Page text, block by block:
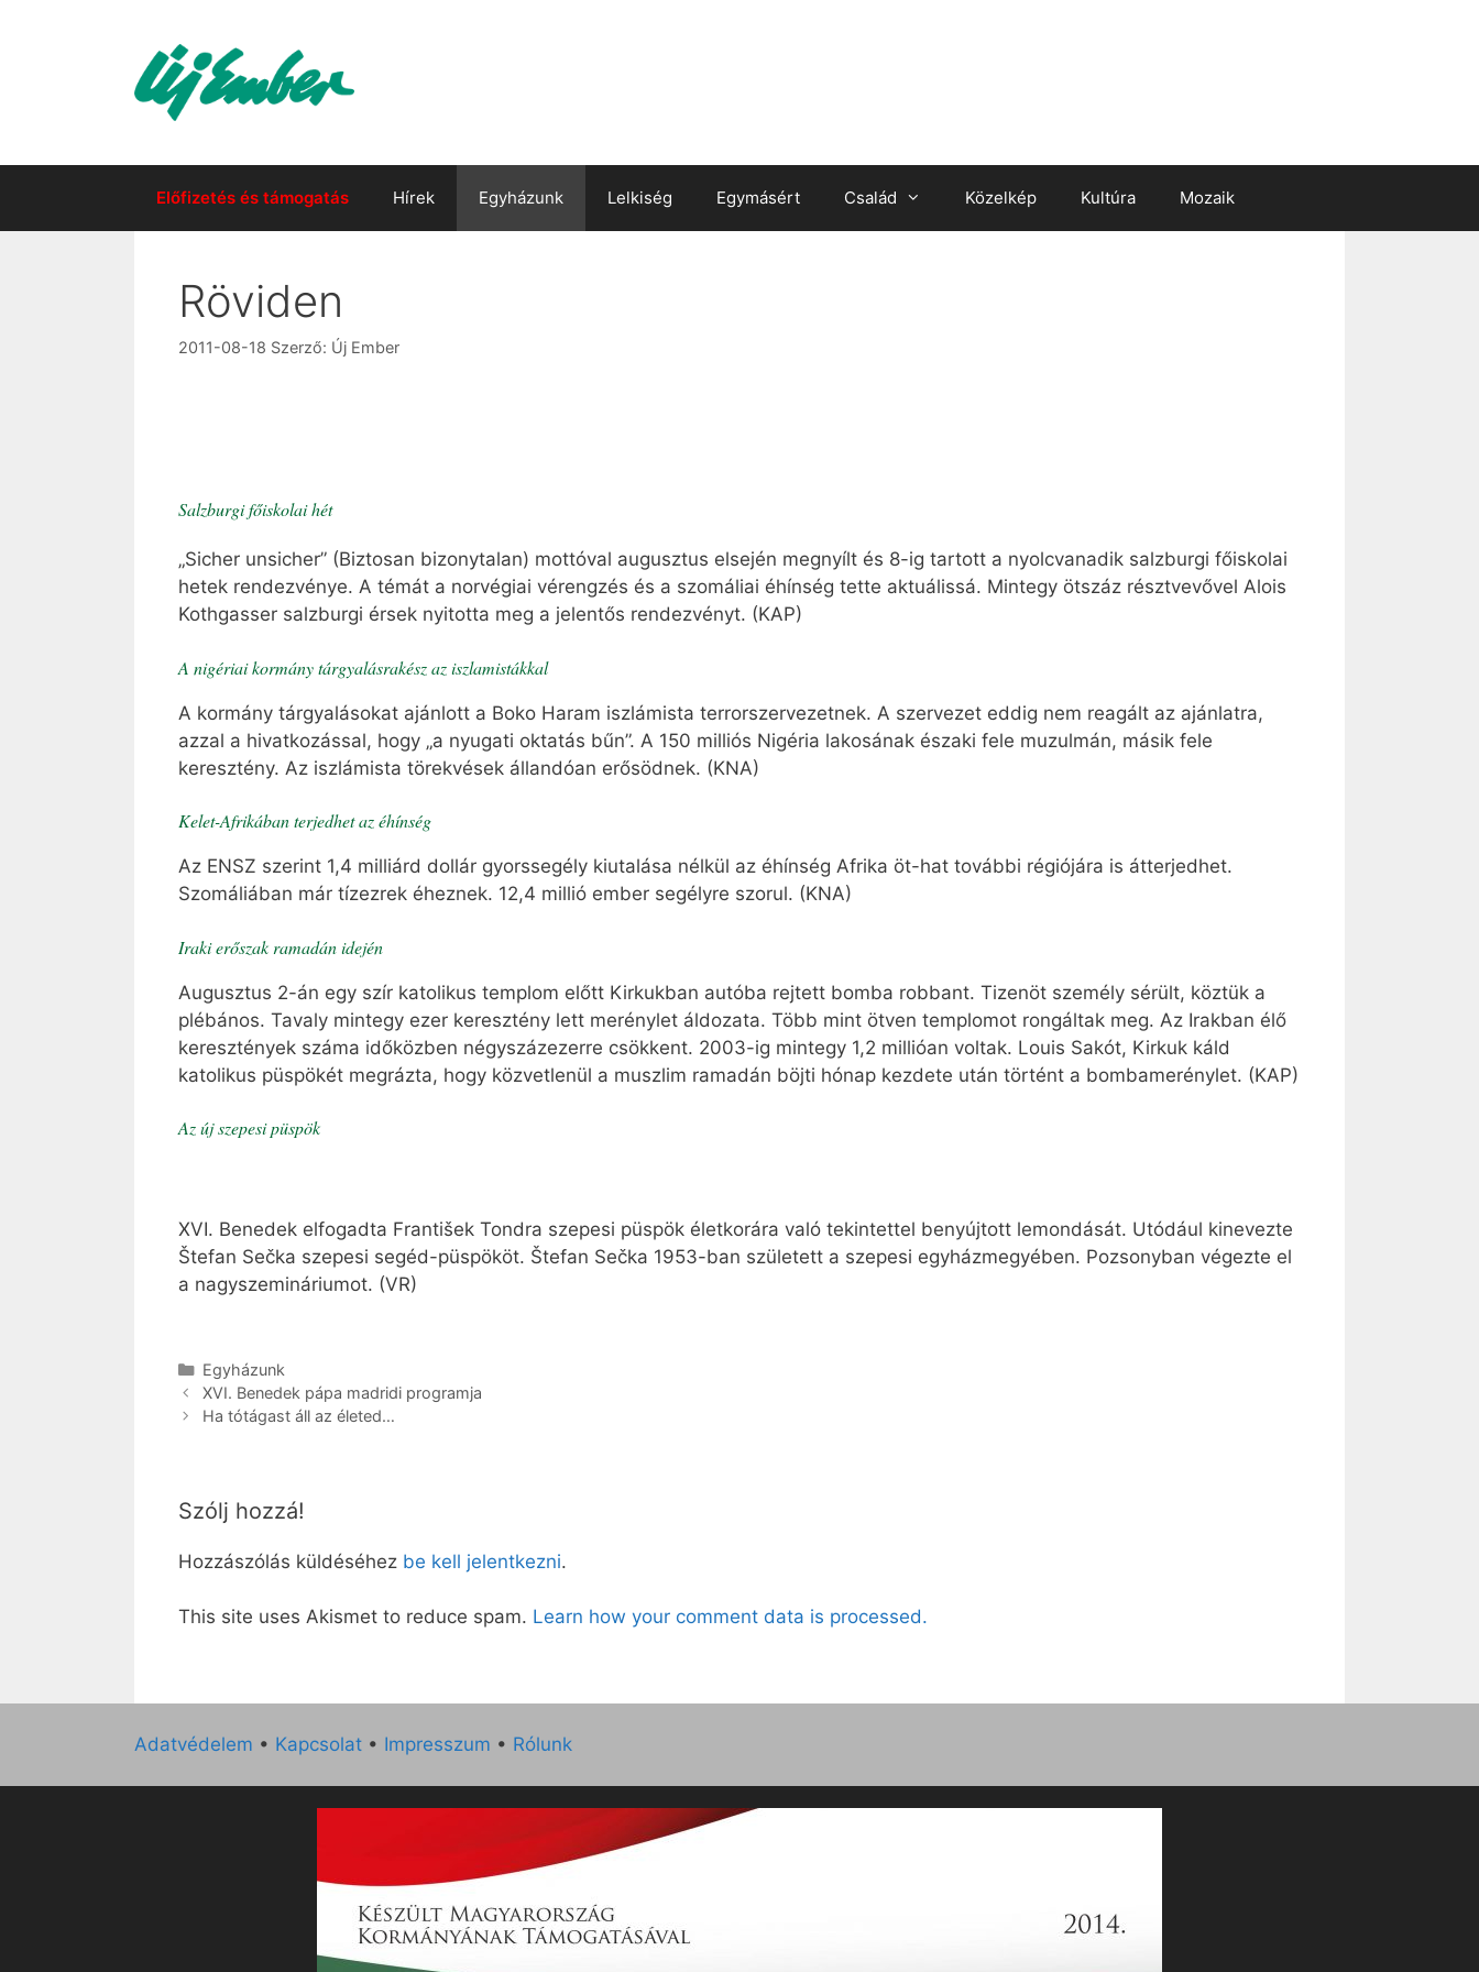
Előfizetés és támogatás Hírek Egyházunk Lelkiség Egymásért Család Közelkép Kultúra Mozaik
Röviden
2011-08-18 Szerző: Új Ember
Salzburgi főiskolai hét
„Sicher unsicher” (Biztosan bizonytalan) mottóval augusztus elsején megnyílt és 8-ig tartott a nyolcvanadik salzburgi főiskolai
hetek rendezvénye. A témát a norvégiai vérengzés és a szomáliai éhínség tette aktuálissá. Mintegy ötszáz résztvevővel Alois
Kothgasser salzburgi érsek nyitotta meg a jelentős rendezvényt. (KAP)
A nigériai kormány tárgyalásrakész az iszlamistákkal
A kormány tárgyalásokat ajánlott a Boko Haram iszlámista terrorszervezetnek. A szervezet eddig nem reagált az ajánlatra,
azzal a hivatkozással, hogy „a nyugati oktatás bűn”. A 150 milliós Nigéria lakosának északi fele muzulmán, másik fele
keresztény. Az iszlámista törekvések állandóan erősödnek. (KNA)
Kelet-Afrikában terjedhet az éhínség
Az ENSZ szerint 1,4 milliárd dollár gyorssegély kiutalása nélkül az éhínség Afrika öt-hat további régiójára is átterjedhet.
Szomáliában már tízezrek éheznek. 12,4 millió ember segélyre szorul. (KNA)
Iraki erőszak ramadán idején
Augusztus 2-án egy szír katolikus templom előtt Kirkukban autóba rejtett bomba robbant. Tizenöt személy sérült, köztük a
plébános. Tavaly mintegy ezer keresztény lett merénylet áldozata. Több mint ötven templomot rongáltak meg. Az Irakban élő
keresztények száma időközben négyszázezerre csökkent. 2003-ig mintegy 1,2 millióan voltak. Louis Sakót, Kirkuk káld
katolikus püspökét megrázta, hogy közvetlenül a muszlim ramadán böjti hónap kezdete után történt a bombamerénylet. (KAP)
Az új szepesi püspök
XVI. Benedek elfogadta František Tondra szepesi püspök életkorára való tekintettel benyújtott lemondását. Utódául kinevezte
Štefan Sečka szepesi segéd-püspököt. Štefan Sečka 1953-ban született a szepesi egyházmegyében. Pozsonyban végezte el
a nagyszemináriumot. (VR)
Kategória
Egyházunk
XVI. Benedek pápa madridi programja
Ha tótágast áll az életed…
Szólj hozzá!
Hozzászólás küldéséhez be kell jelentkezni.
This site uses Akismet to reduce spam. Learn how your comment data is processed.
Adatvédelem • Kapcsolat • Impresszum • Rólunk